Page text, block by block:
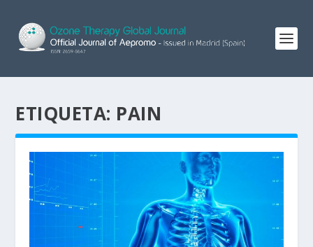
ETIQUETA: PAIN